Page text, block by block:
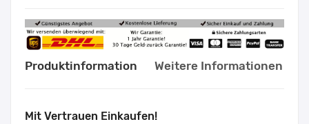
Produktinformation Weitere Informationen
Mit Vertrauen Einkaufen!